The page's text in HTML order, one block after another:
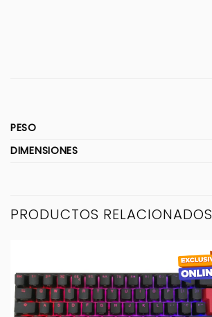
PESO
DIMENSIONES
PRODUCTOS RELACIONADOS